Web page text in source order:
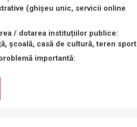
(ghișeu unic, servicii online
/ dotarea instituțiilor publice:
școală, casă de cultură, teren sport
importantă: